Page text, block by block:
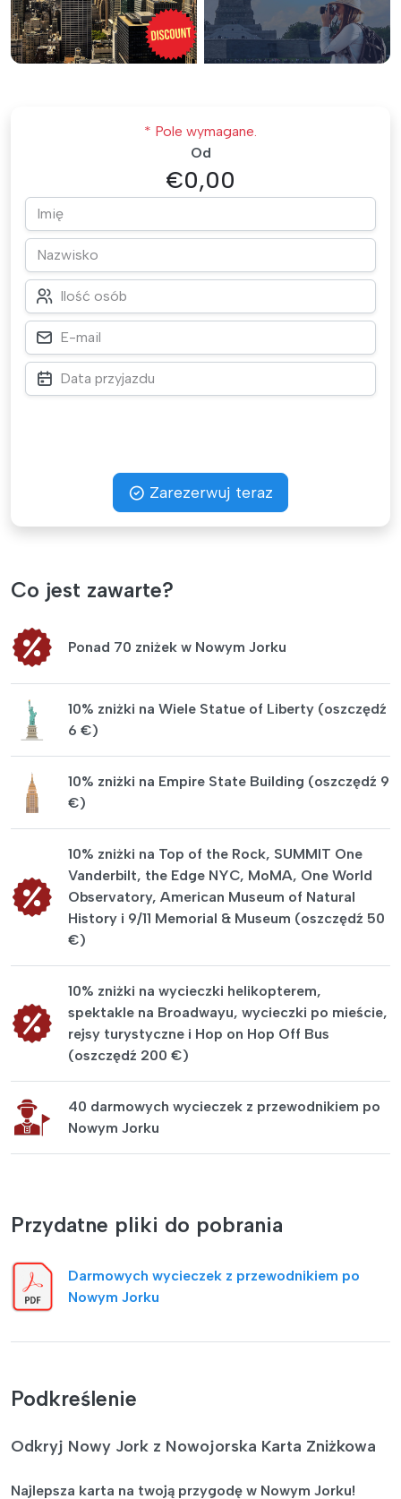
Co jest zawarte?
Ponad 70 zniżek w Nowym Jorku
10% zniżki na Wiele Statue of Liberty (oszczędź
6 €)
10% zniżki na Empire State Building (oszczędź 9
€)
10% zniżki na Top of the Rock, SUMMIT One
Vanderbilt, the Edge NYC, MoMA, One World
Observatory, American Museum of Natural
History i 9/11 Memorial & Museum (oszczędź 50
€)
10% zniżki na wycieczki helikopterem,
spektakle na Broadwayu, wycieczki po mieście,
rejsy turystyczne i Hop on Hop Off Bus
(oszczędź 200 €)
40 darmowych wycieczek z przewodnikiem po
Nowym Jorku
Przydatne pliki do pobrania
Darmowych wycieczek z przewodnikiem po
Nowym Jorku
Podkreślenie
Odkryj Nowy Jork z Nowojorska Karta Zniżkowa
Najlepsza karta na twoją przygodę w Nowym Jorku!
* Pole wymagane.
Od
€0,00
Zarezerwuj teraz